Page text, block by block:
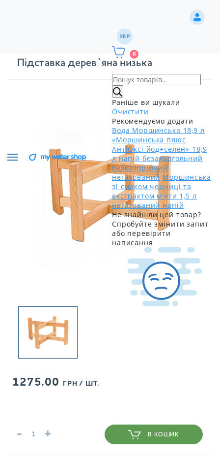
УКР
0
Раніше ви шукали
Очистити
Рекомендуємо додати
Вода Моршинська 18,9 л
«Моршинська плюс
АнтіОксі йод+селен» 18,9
л напій безалкогольний
безкалорійний
негазований Моршинська
зі смаком чорниці та
екстрактом м'яти 1,5 л
негазований напій
Не знайшли цей товар?
Спробуйте змінити запит
або перевірити
написання
Підставка дерев`яна низька
1275.00 ГРН / ШТ.
- + В КОШИК